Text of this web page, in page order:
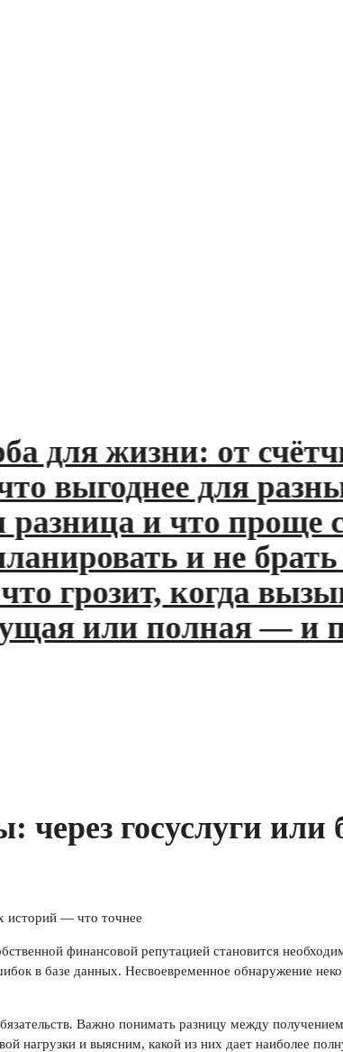
жизни: от
для разных
и что проще
и не брать
когда
или полная — и
через госуслуги
финансовой репутацией становится
в базе данных. Несвоевременное обнаружение
Важно понимать разницу между
нагрузки и выясним, какой из них дает наиболее